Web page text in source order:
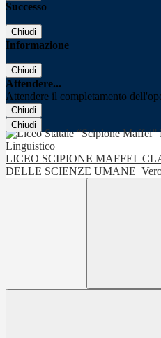
Successo
Chiudi
Informazione
Chiudi
Attendere...
Attendere il completamento
Chiudi
Chiudi
LICEO SCIPIONE MAFFEI
DELLE SCIENZE UMANE